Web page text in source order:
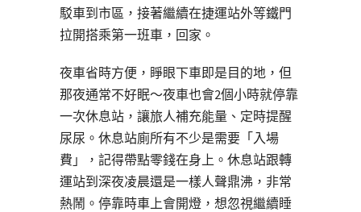
駁車到市區，接著繼續在捷運站外等鐵門
拉開搭乘第一班車，回家。
夜車省時方便，睜眼下車即是目的地，但
那夜通常不好眠～夜車也會2個小時就停靠
一次休息站，讓旅人補充能量、定時提醒
尿尿。休息站廁所有不少是需要「入場
費」，記得帶點零錢在身上。休息站跟轉
運站到深夜凌晨還是一樣人聲鼎沸，非常
熱鬧。停靠時車上會開燈，想忽視繼續睡